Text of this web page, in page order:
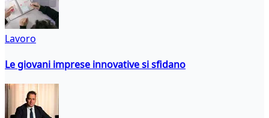
Lavoro
Le giovani imprese innovative si sfidano